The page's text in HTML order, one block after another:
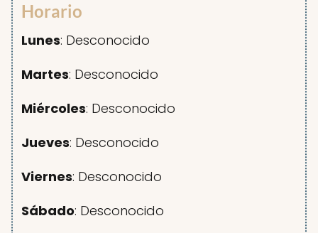
Horario
Lunes: Desconocido
Martes: Desconocido
Miércoles: Desconocido
Jueves: Desconocido
Viernes: Desconocido
Sábado: Desconocido